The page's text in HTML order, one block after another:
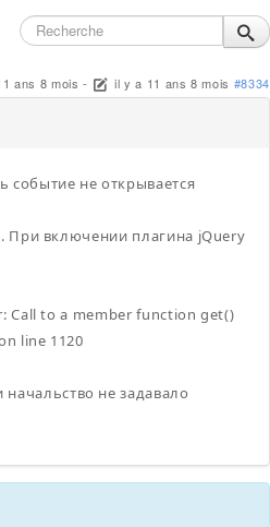
ans 8 mois - il y a 11 ans 8 mois #8334
событие не открывается
При включении плагина jQuery
Call to a member function get()
line 1120
не задавало